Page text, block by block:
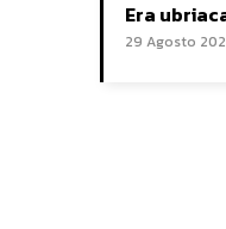
Era
29 Agosto